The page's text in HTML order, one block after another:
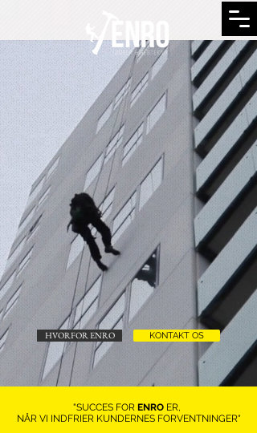
HVORFOR ENRO KONTAKT OS
"SUCCES FOR ENRO ER,
NÅR VI INDFRIER KUNDERNES FORVENTNINGER"